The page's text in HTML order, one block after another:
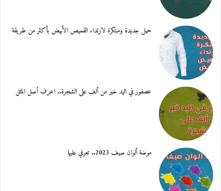
حيل جديدة ومبتكرة لارتداء القميص الأبيض بأكثر من طريقة
عصفور في اليد خير من ألف على الشجرة.. اعرف أصل المثل
موضة ألوان صيف 2023.. تعرفي عليها